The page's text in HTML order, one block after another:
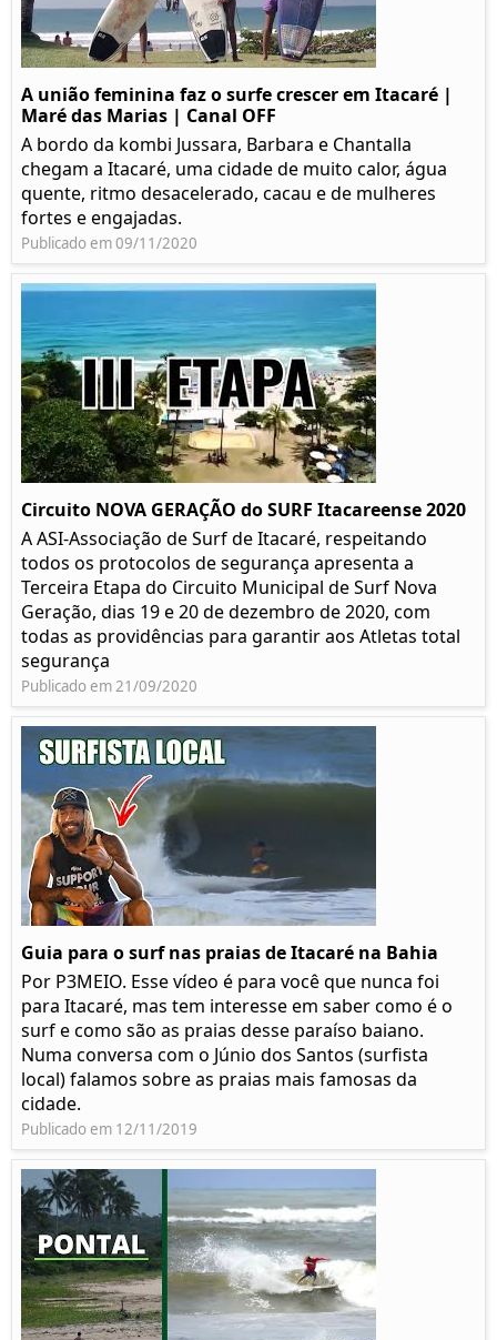
A união feminina faz o surfe crescer em Itacaré |
Maré das Marias | Canal OFF
A bordo da kombi Jussara, Barbara e Chantalla
chegam a Itacaré, uma cidade de muito calor, água
quente, ritmo desacelerado, cacau e de mulheres
fortes e engajadas.
Publicado em 09/11/2020
Circuito NOVA GERAÇÃO do SURF Itacareense 2020
A ASI-Associação de Surf de Itacaré, respeitando
todos os protocolos de segurança apresenta a
Terceira Etapa do Circuito Municipal de Surf Nova
Geração, dias 19 e 20 de dezembro de 2020, com
todas as providências para garantir aos Atletas total
segurança
Publicado em 21/09/2020
Guia para o surf nas praias de Itacaré na Bahia
Por P3MEIO. Esse vídeo é para você que nunca foi
para Itacaré, mas tem interesse em saber como é o
surf e como são as praias desse paraíso baiano.
Numa conversa com o Júnio dos Santos (surfista
local) falamos sobre as praias mais famosas da
cidade.
Publicado em 12/11/2019